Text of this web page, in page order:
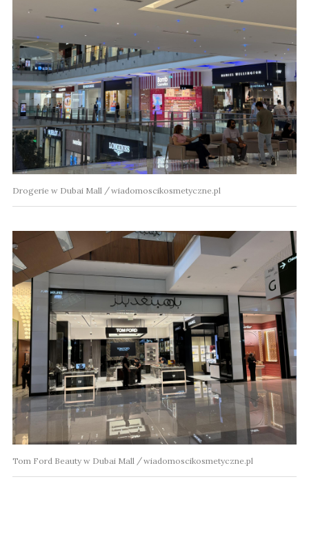
Drogerie w Dubai Mall wiadomoscikosmetyczne.pl
Tom Ford Beauty w Dubai Mall wiadomoscikosmetyczne.pl